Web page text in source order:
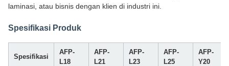
laminasi, atau bisnis dengan klien di industri ini.
Spesifikasi Produk
Spesifikasi
AFP-
L18
AFP-
L21
AFP-
L23
AFP-
L25
AFP-
Y20